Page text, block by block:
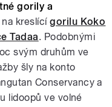
gorily a
na kreslícígorilu Koko
Tadaa. Podobnými
svým druhům ve
šly na konto
Conservancy a
lidoopů ve volné